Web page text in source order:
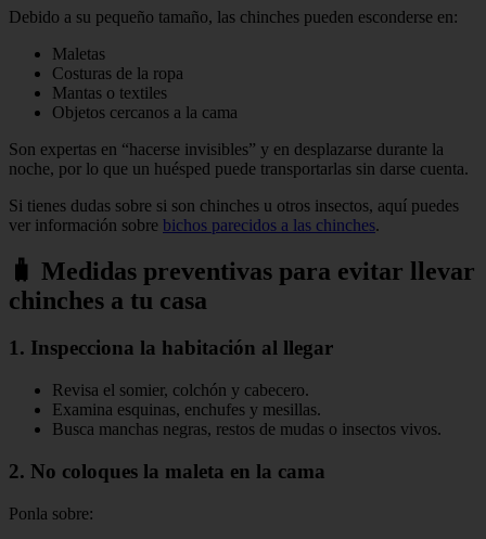
Debido a su pequeño tamaño, las chinches pueden esconderse en:
Maletas
Costuras de la ropa
Mantas o textiles
Objetos cercanos a la cama
Son expertas en “hacerse invisibles” y en desplazarse durante la
noche, por lo que un huésped puede transportarlas sin darse cuenta.
Si tienes dudas sobre si son chinches u otros insectos, aquí puedes
ver información sobre bichos parecidos a las chinches.
🧳 Medidas preventivas para evitar llevar
chinches a tu casa
1. Inspecciona la habitación al llegar
Revisa el somier, colchón y cabecero.
Examina esquinas, enchufes y mesillas.
Busca manchas negras, restos de mudas o insectos vivos.
2. No coloques la maleta en la cama
Ponla sobre: